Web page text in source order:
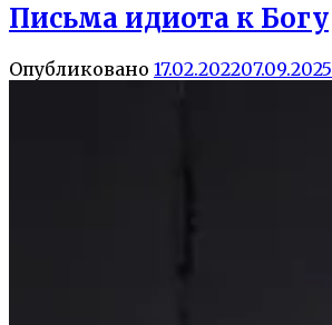
Письма идиота к Богу
Опубликовано 17.02.202207.09.2025